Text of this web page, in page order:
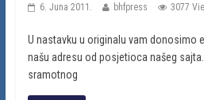
6. Juna 2011. bhfpress 3077
U nastavku u originalu vam donosimo
našu adresu od posjetioca našeg
sramotnog